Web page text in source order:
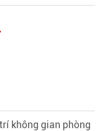
không gian phòng